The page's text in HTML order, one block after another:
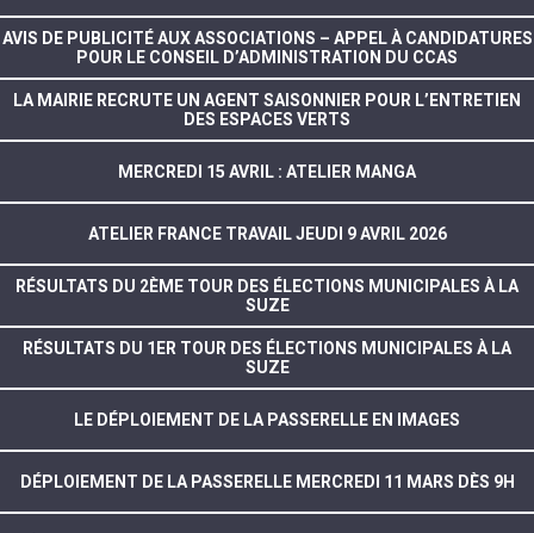
AVIS DE PUBLICITÉ AUX ASSOCIATIONS – APPEL À CANDIDATURES
POUR LE CONSEIL D’ADMINISTRATION DU CCAS
LA MAIRIE RECRUTE UN AGENT SAISONNIER POUR L’ENTRETIEN
DES ESPACES VERTS
MERCREDI 15 AVRIL : ATELIER MANGA
ATELIER FRANCE TRAVAIL JEUDI 9 AVRIL 2026
RÉSULTATS DU 2ÈME TOUR DES ÉLECTIONS MUNICIPALES À LA
SUZE
RÉSULTATS DU 1ER TOUR DES ÉLECTIONS MUNICIPALES À LA
SUZE
LE DÉPLOIEMENT DE LA PASSERELLE EN IMAGES
DÉPLOIEMENT DE LA PASSERELLE MERCREDI 11 MARS DÈS 9H